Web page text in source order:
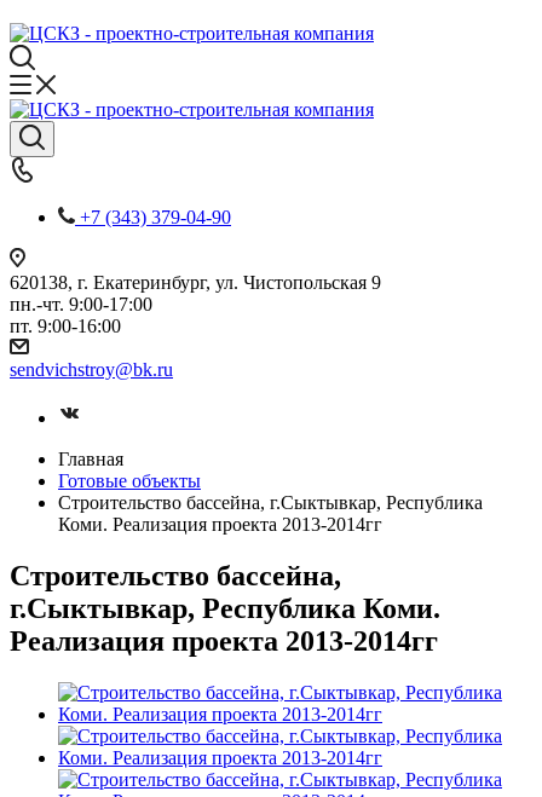
+7 (343) 379-04-90
620138, г. Екатеринбург, ул. Чистопольская 9
пн.-чт. 9:00-17:00
пт. 9:00-16:00
sendvichstroy@bk.ru
Главная
Готовые объекты
Строительство бассейна, г.Сыктывкар, Республика
Коми. Реализация проекта 2013-2014гг
Строительство бассейна,
г.Сыктывкар, Республика Коми.
Реализация проекта 2013-2014гг